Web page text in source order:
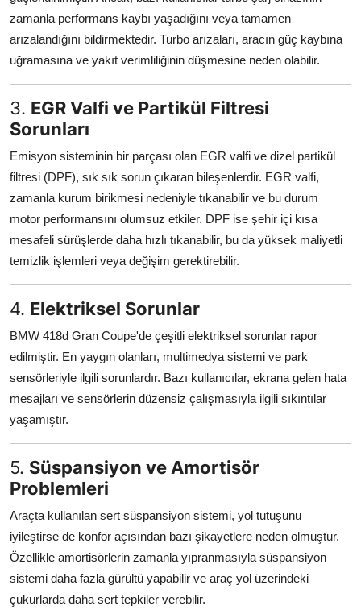
zamanla performans kaybı yaşadığını veya tamamen
arızalandığını bildirmektedir. Turbo arızaları, aracın güç kaybına
uğramasına ve yakıt verimliliğinin düşmesine neden olabilir.
3. EGR Valfi ve Partikül Filtresi
Sorunları
Emisyon sisteminin bir parçası olan EGR valfi ve dizel partikül
filtresi (DPF), sık sık sorun çıkaran bileşenlerdir. EGR valfi,
zamanla kurum birikmesi nedeniyle tıkanabilir ve bu durum
motor performansını olumsuz etkiler. DPF ise şehir içi kısa
mesafeli sürüşlerde daha hızlı tıkanabilir, bu da yüksek maliyetli
temizlik işlemleri veya değişim gerektirebilir.
4. Elektriksel Sorunlar
BMW 418d Gran Coupe'de çeşitli elektriksel sorunlar rapor
edilmiştir. En yaygın olanları, multimedya sistemi ve park
sensörleriyle ilgili sorunlardır. Bazı kullanıcılar, ekrana gelen hata
mesajları ve sensörlerin düzensiz çalışmasıyla ilgili sıkıntılar
yaşamıştır.
5. Süspansiyon ve Amortisör
Problemleri
Araçta kullanılan sert süspansiyon sistemi, yol tutuşunu
iyileştirse de konfor açısından bazı şikayetlere neden olmuştur.
Özellikle amortisörlerin zamanla yıpranmasıyla süspansiyon
sistemi daha fazla gürültü yapabilir ve araç yol üzerindeki
çukurlarda daha sert tepkiler verebilir.